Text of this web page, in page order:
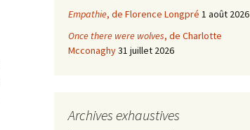
Empathie, de Florence Longpré 1 août 2026
Once there were wolves, de Charlotte
Mcconaghy31 juillet 2026
Archives exhaustives